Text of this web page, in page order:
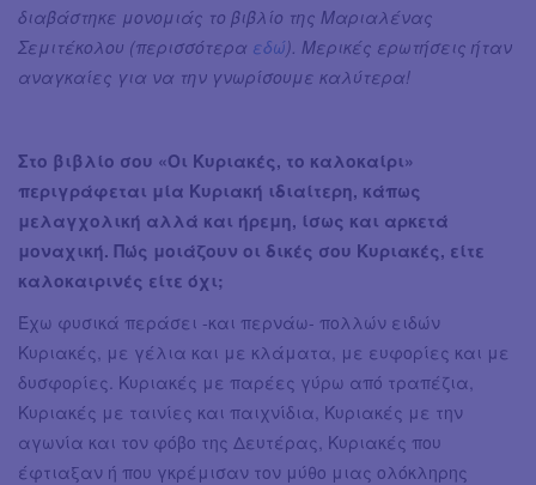
διαβάστηκε μονομιάς το βιβλίο της Μαριαλένας
Σεμιτέκολου (περισσότερα εδώ). Μερικές ερωτήσεις ήταν
αναγκαίες για να την γνωρίσουμε καλύτερα!
Στο βιβλίο σου «Οι Κυριακές, το καλοκαίρι»
περιγράφεται μία Κυριακή ιδιαίτερη, κάπως
μελαγχολική αλλά και ήρεμη, ίσως και αρκετά
μοναχική. Πώς μοιάζουν οι δικές σου Κυριακές, είτε
καλοκαιρινές είτε όχι;
Έχω φυσικά περάσει -και περνάω- πολλών ειδών
Κυριακές, με γέλια και με κλάματα, με ευφορίες και με
δυσφορίες. Κυριακές με παρέες γύρω από τραπέζια,
Κυριακές με ταινίες και παιχνίδια, Κυριακές με την
αγωνία και τον φόβο της Δευτέρας, Κυριακές που
έφτιαξαν ή που γκρέμισαν τον μύθο μιας ολόκληρης